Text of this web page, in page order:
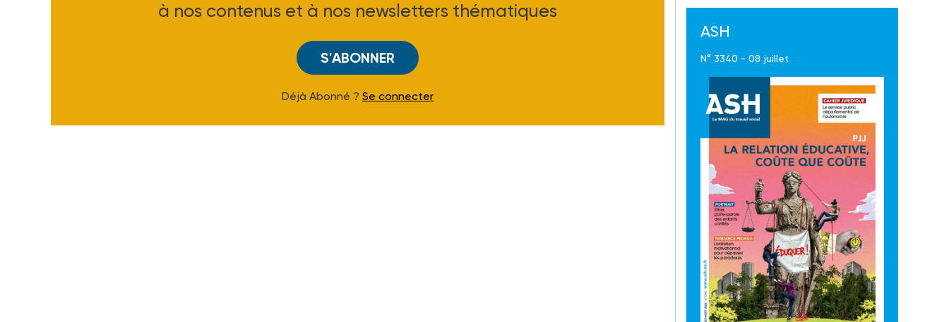
à nos contenus et à nos newsletters thématiques
S'ABONNER
Déjà Abonné ? Se connecter
ASH
N° 3340 - 08 juillet